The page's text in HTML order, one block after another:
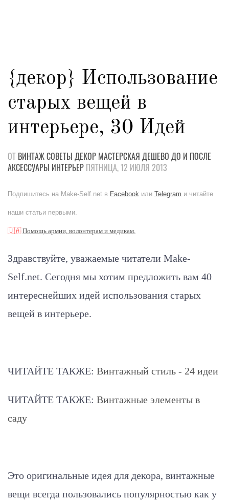
{декор} Использование
старых вещей в
интерьере, 30 Идей
ОТ ВИНТАЖСОВЕТЫ ДЕКОР МАСТЕРСКАЯ ДЕШЕВО ДО И ПОСЛЕ
АКСЕССУАРЫ ИНТЕРЬЕР ПЯТНИЦА, 12 ИЮЛЯ 2013
Подпишитесь на Make-Self.net в Facebook или Telegram и читайте
наши статьи первыми.
🇺🇦Помощь армии, волонтерам и медикам.
Здравствуйте, уважаемые читатели Make-
Self.net. Сегодня мы хотим предложить вам 40
интереснейших идей использования старых
вещей в интерьере.
ЧИТАЙТЕ ТАКЖЕ: Винтажный стиль - 24 идеи
ЧИТАЙТЕ ТАКЖЕ: Винтажные элементы в
саду
Это оригинальные идея для декора, винтажные
вещи всегда пользовались популярностью как у